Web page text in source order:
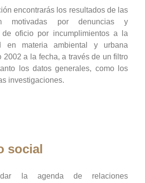
encontrarás los resultados de las
motivadas por denuncias y
de oficio por incumplimientos a la
en materia ambiental y urbana
2002 a la fecha, a través de un filtro
los datos generales, como los
investigaciones.
social
la agenda de relaciones